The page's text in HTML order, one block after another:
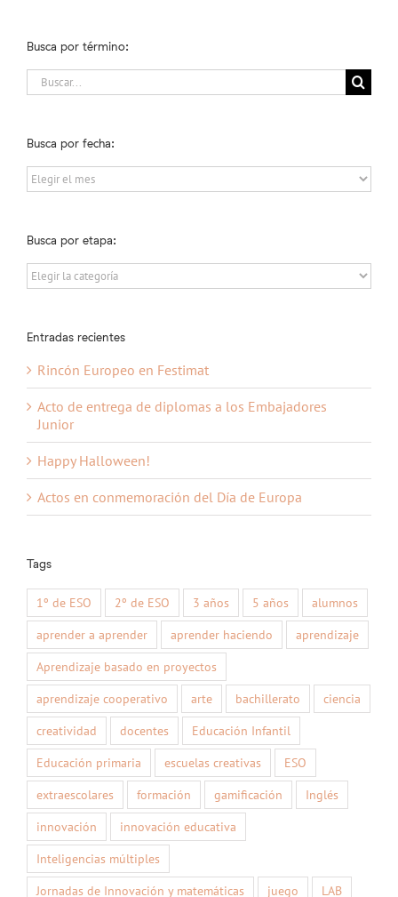
Busca por término:
Buscar:
Busca por fecha:
Busca
por
Busca por etapa:
Busca
por
Entradas recientes
Rincón Europeo en Festimat
Acto de entrega de diplomas a los Embajadores
Junior
Happy Halloween!
Actos en conmemoración del Día de Europa
Tags
1º de ESO 2º de ESO 3 años 5 años
alumnos
aprender a aprender
aprender haciendo
aprendizaje
Aprendizaje basado en proyectos
aprendizaje cooperativo
arte bachillerato
ciencia
creatividad
docentes
Educación Infantil
Educación primaria
escuelas creativas
ESO
extraescolares
formación gamificación
Inglés
innovación
innovación educativa
Inteligencias múltiples
Jornadas de Innovación y matemáticas
juego LAB